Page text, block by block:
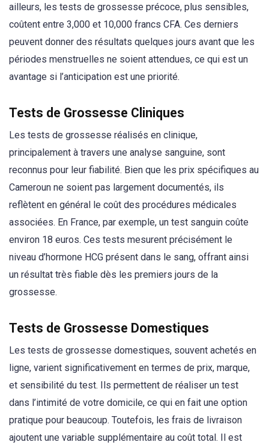
ailleurs, les tests de grossesse précoce, plus sensibles,
coûtent entre 3,000 et 10,000 francs CFA. Ces derniers
peuvent donner des résultats quelques jours avant que les
périodes menstruelles ne soient attendues, ce qui est un
avantage si l’anticipation est une priorité.
Tests de Grossesse Cliniques
Les tests de grossesse réalisés en clinique,
principalement à travers une analyse sanguine, sont
reconnus pour leur fiabilité. Bien que les prix spécifiques au
Cameroun ne soient pas largement documentés, ils
reflètent en général le coût des procédures médicales
associées. En France, par exemple, un test sanguin coûte
environ 18 euros. Ces tests mesurent précisément le
niveau d’hormone HCG présent dans le sang, offrant ainsi
un résultat très fiable dès les premiers jours de la
grossesse.
Tests de Grossesse Domestiques
Les tests de grossesse domestiques, souvent achetés en
ligne, varient significativement en termes de prix, marque,
et sensibilité du test. Ils permettent de réaliser un test
dans l’intimité de votre domicile, ce qui en fait une option
pratique pour beaucoup. Toutefois, les frais de livraison
ajoutent une variable supplémentaire au coût total. Il est